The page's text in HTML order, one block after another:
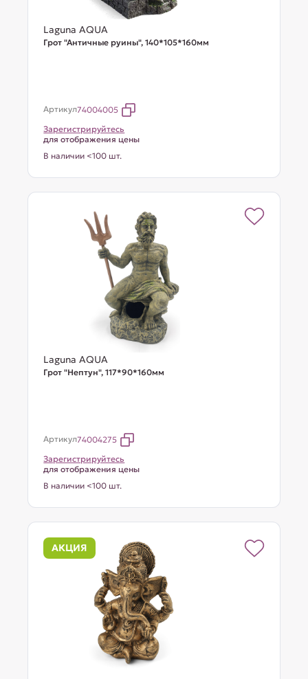
Laguna AQUA
Грот "Античные руины", 140*105*160мм
Артикул74004005
Зарегистрируйтесь
для отображения цены
В наличии <100 шт.
Laguna AQUA
Грот "Нептун", 117*90*160мм
Артикул74004275
Зарегистрируйтесь
для отображения цены
В наличии <100 шт.
АКЦИЯ